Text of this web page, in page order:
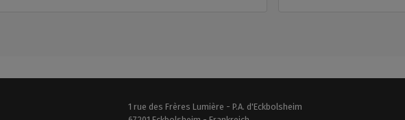
1 rue des Frères Lumière - P.A. d'Eckbolsheim